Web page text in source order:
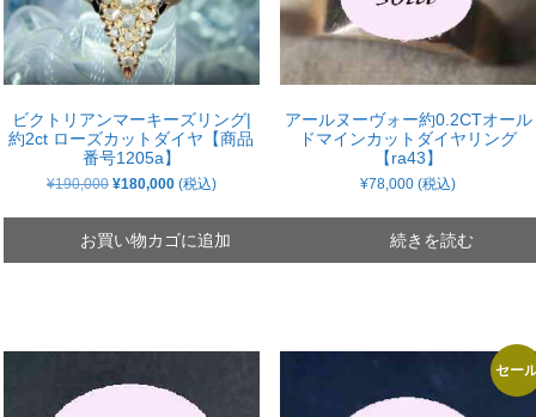
ビクトリアンマーキーズリング|
約2ct ローズカットダイヤ【商品
番号1205a】
¥190,000 元
価
格
は
¥180,000現
の
価
格
(税込)
お買い物カゴに追加
アールヌーヴォー約0.2CTオール
ドマインカットダイヤリング
【ra43】
¥78,000 (税込)
続きを読む
セー